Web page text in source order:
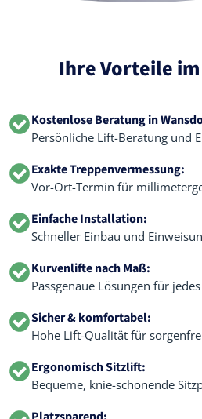
Ihre Vorteile
Kostenlose Beratung in
Persönliche Lift-Beratung und
Exakte Treppenvermessung:
Vor-Ort-Termin für
Einfache Installation:
Schneller Einbau und
Kurvenlifte nach Maß:
Passgenaue Lösungen für
Sicher & komfortabel:
Hohe Lift-Qualität für
Ergonomisch Sitzlift:
Bequeme, knie-schonende